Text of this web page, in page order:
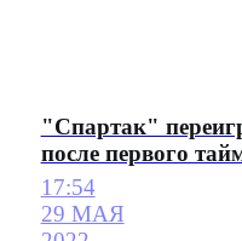
"Спартак"
после первого
17:54
29 МАЯ